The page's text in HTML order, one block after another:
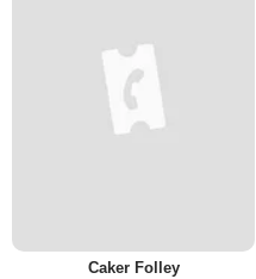
Caker Folley